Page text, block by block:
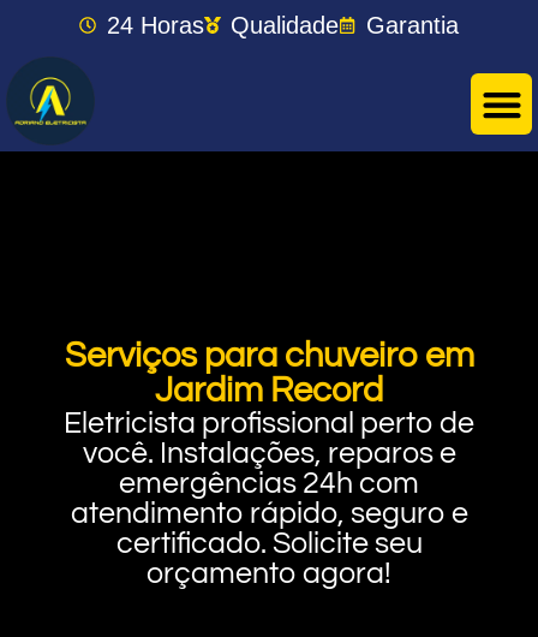
24 Horas Qualidade Garantia
Serviços para chuveiro em
Jardim Record
Eletricista profissional perto de
você. Instalações, reparos e
emergências 24h com
atendimento rápido, seguro e
certificado. Solicite seu
orçamento agora!